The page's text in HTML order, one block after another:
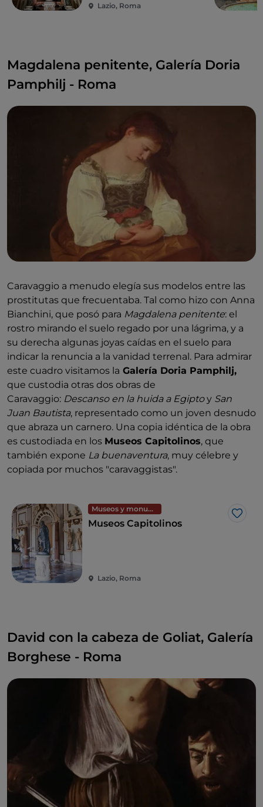
Lazio, Roma
Magdalena penitente, Galería Doria
Pamphilj - Roma
Caravaggio a menudo elegía sus modelos entre las
prostitutas que frecuentaba. Tal como hizo con Anna
Bianchini, que posó para Magdalena penitente: el
rostro mirando el suelo regado por una lágrima, y a
su derecha algunas joyas caídas en el suelo para
indicar la renuncia a la vanidad terrenal. Para admirar
este cuadro visitamos la Galería Doria Pamphilj,
que custodia otras dos obras de
Caravaggio: Descanso en la huida a Egiptoy San
Juan Bautista, representado como un joven desnudo
que abraza un carnero. Una copia idéntica de la obra
es custodiada en los Museos Capitolinos, que
también expone La buenaventura, muy célebre y
copiada por muchos "caravaggistas".
Museos y monumentos
Me
Museos Capitolinos
Lazio, Roma
David con la cabeza de Goliat, Galería
Borghese - Roma